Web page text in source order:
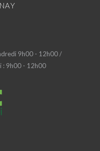
9h00 - 12h00 /
: 9h00 - 12h00